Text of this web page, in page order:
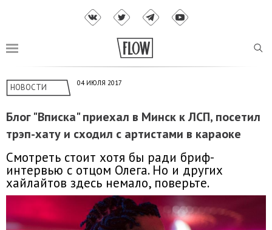
НОВОСТИ 04 ИЮЛЯ 2017
Блог "Вписка" приехал в Минск к ЛСП, посетил
трэп-хату и сходил с артистами в караоке
Смотреть стоит хотя бы ради бриф-
интервью с отцом Олега. Но и других
хайлайтов здесь немало, поверьте.